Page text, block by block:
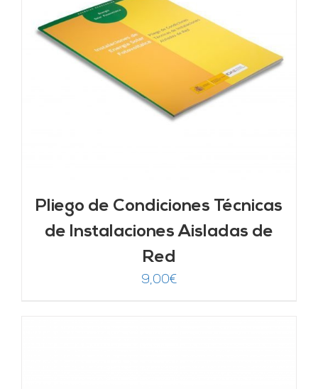
Pliego de Condiciones Técnicas
de Instalaciones Aisladas de
Red
9,00€